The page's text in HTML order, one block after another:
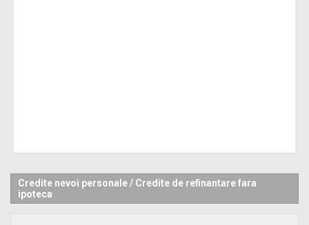
Credite nevoi personale/ Credite de refinantare fara
ipoteca